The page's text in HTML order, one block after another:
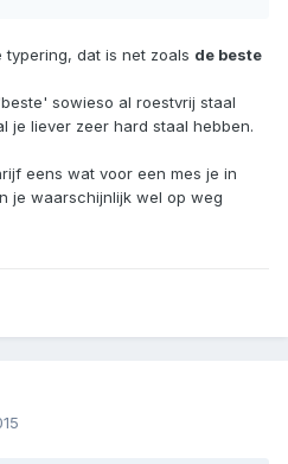
typering, dat is net zoals de beste
sowieso al roestvrij staal
je liever zeer hard staal hebben.
eens wat voor een mes je in
je waarschijnlijk wel op weg